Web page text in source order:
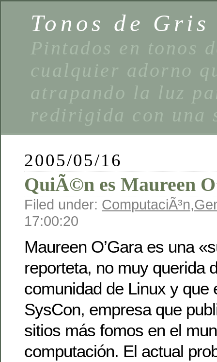
Tonos de Gris
Pintados en tonos
cualquier adorno
atrapando la luz
redirigida con una
2005/05/16
QuiÃ©n es Maureen
Filed under: ComputaciÃ³n,
17:00:20
Maureen O’Gara es una
reporteta, no muy querida
comunidad de Linux y que
SysCon, empresa que
sitios más fomos en el
computación. El actual